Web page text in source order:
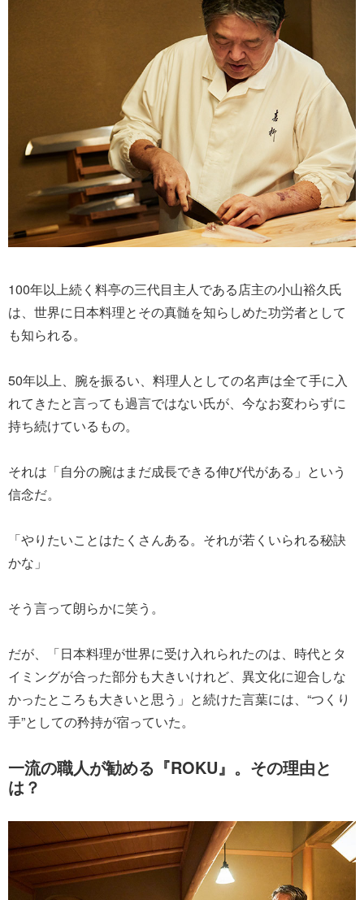
100年以上続く料亭の三代目主人である店主の小山裕久氏
は、世界に日本料理とその真髄を知らしめた功労者として
も知られる。
50年以上、腕を振るい、料理人としての名声は全て手に入
れてきたと言っても過言ではない氏が、今なお変わらずに
持ち続けているもの。
それは「自分の腕はまだ成長できる伸び代がある」という
信念だ。
「やりたいことはたくさんある。それが若くいられる秘訣
かな」
そう言って朗らかに笑う。
だが、「日本料理が世界に受け入れられたのは、時代とタ
イミングが合った部分も大きいけれど、異文化に迎合しな
かったところも大きいと思う」と続けた言葉には、“つくり
手”としての矜持が宿っていた。
一流の職人が勧める『ROKU』。その理由と
は？